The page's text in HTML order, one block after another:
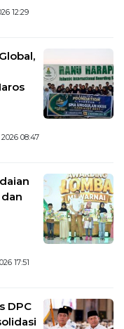
12:29
08:47
17:51
DPC